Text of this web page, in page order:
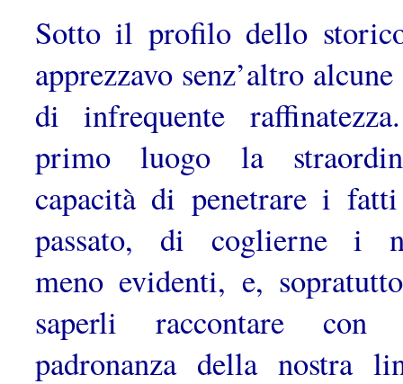
Sotto il profilo dello
apprezzavo senz’altro
di infre­quente
primo luogo la
capacità di penetrare i
passato, di coglierne i
meno evidenti, e,
saperli raccontare con
padronanza della nostra